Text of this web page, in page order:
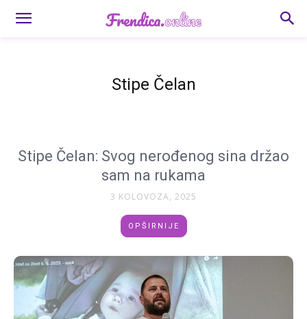
Stipe Čelan
Stipe Čelan: Svog nerođenog sina držao
sam na rukama
3 KOLOVOZA, 2025
OPŠIRNIJE